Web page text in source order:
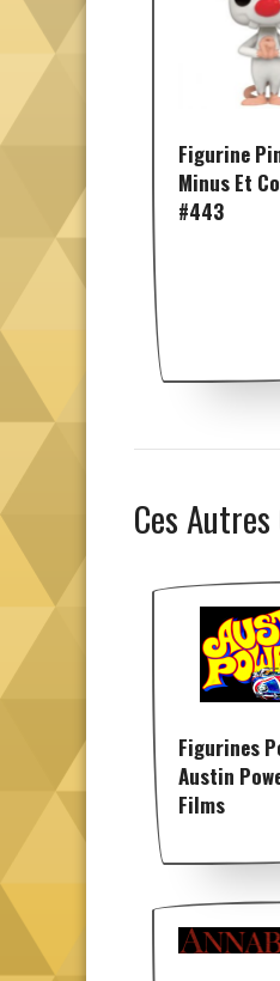
Figurine
Minus Et
#443
Ces
Figurines
Austin
Films